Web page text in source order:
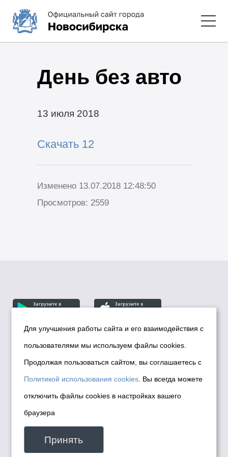
День без авто
13 июля 2018
Скачать 12
Изменено 13.07.2018 12:48:50
Просмотров: 2559
© Департамент информационной политики мэрии
города Новосибирска, 2026
Политика использования Cookies
Политика по обработке персональных
данных в информационных системах
мэрии города Новосибирска
malinchukvl@mail.ru
Для улучшения работы сайта и его взаимодействия с
пользователями мы используем файлы cookies.
Продолжая пользоваться сайтом, вы соглашаетесь с
Политикой использования cookies . Вы всегда можете
отключить файлы cookies в настройках вашего
браузера
Принять